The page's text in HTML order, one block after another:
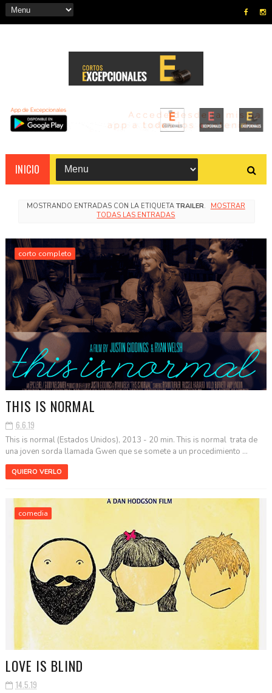
INICIO
MOSTRANDO ENTRADAS CON LA ETIQUETATRAILER.
MOSTRAR
TODAS LAS ENTRADAS
corto completo
THIS IS NORMAL
6.6.19
This is normal (Estados Unidos), 2013 - 20 min. This is normal trata de
una joven sorda llamada Gwen que se somete a un procedimiento ...
QUIERO VERLO
comedia
LOVE IS BLIND
14.5.19